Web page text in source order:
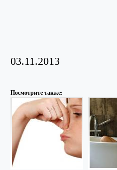
03.11.2013
Посмотрите также: